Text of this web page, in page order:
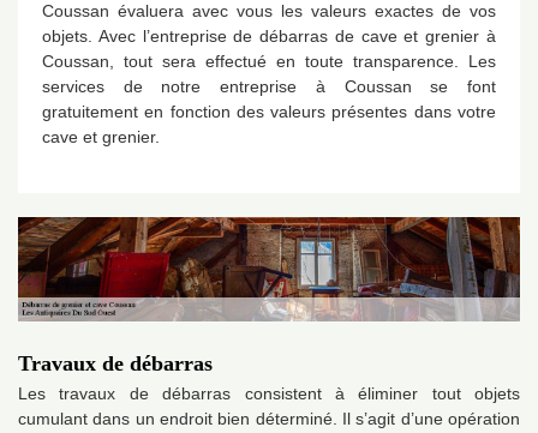
Coussan évaluera avec vous les valeurs exactes de vos
objets. Avec l’entreprise de débarras de cave et grenier à
Coussan, tout sera effectué en toute transparence. Les
services de notre entreprise à Coussan se font
gratuitement en fonction des valeurs présentes dans votre
cave et grenier.
Travaux de débarras
Les travaux de débarras consistent à éliminer tout objets
cumulant dans un endroit bien déterminé. Il s’agit d’une opération